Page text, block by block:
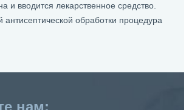
и вводится лекарственное средство.
антисептической обработки процедура
нам: